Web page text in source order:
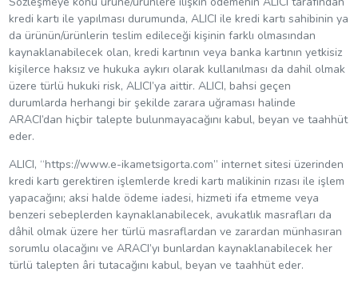
kredi kartı ile yapılması durumunda, ALICI ile kredi kartı sahibinin ya
da ürünün/ürünlerin teslim edileceği kişinin farklı olmasından
kaynaklanabilecek olan, kredi kartının veya banka kartının yetkisiz
kişilerce haksız ve hukuka aykırı olarak kullanılması da dahil olmak
üzere türlü hukuki risk, ALICI’ya aittir. ALICI, bahsi geçen
durumlarda herhangi bir şekilde zarara uğraması halinde
ARACI’dan hiçbir talepte bulunmayacağını kabul, beyan ve taahhüt
eder.
ALICI, “https://www.e-ikametsigorta.com” internet sitesi üzerinden
kredi kartı gerektiren işlemlerde kredi kartı malikinin rızası ile işlem
yapacağını; aksi halde ödeme iadesi, hizmeti ifa etmeme veya
benzeri sebeplerden kaynaklanabilecek, avukatlık masrafları da
dâhil olmak üzere her türlü masraflardan ve zarardan münhasıran
sorumlu olacağını ve ARACI’yı bunlardan kaynaklanabilecek her
türlü talepten âri tutacağını kabul, beyan ve taahhüt eder.